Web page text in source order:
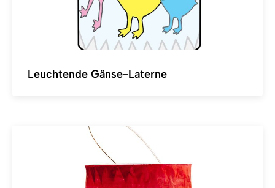
Leuchtende Gänse-Laterne